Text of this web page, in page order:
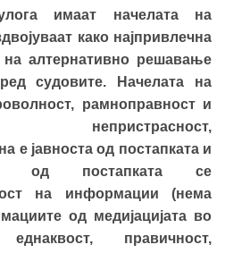
имаат начелата на
како најпривлечна
алтернативно решавање
судовите. Начелата на
рамноправност и
непристрасност,
е јавноста од постапката и
од постапката се
на информации (нема
од медијацијата во
правичност,